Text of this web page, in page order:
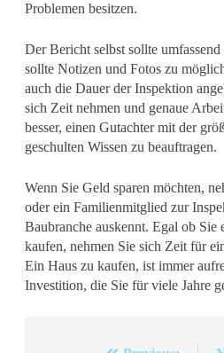
Problemen besitzen.
Der Bericht selbst sollte
sollte Notizen und Fotos zu
auch die Dauer der Inspektion
sich Zeit nehmen und genaue
besser, einen Gutachter mit der
geschulten Wissen zu beauftragen.
Wenn Sie Geld sparen möchten,
oder ein Familienmitglied zur
Baubranche auskennt. Egal ob Sie
kaufen, nehmen Sie sich Zeit für
Ein Haus zu kaufen, ist immer
Investition, die Sie für viele Jahre